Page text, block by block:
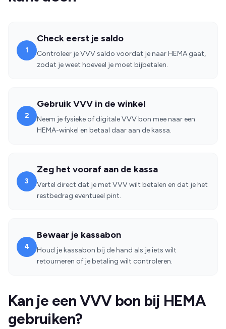
1
Check eerst je saldo
Controleer je VVV saldo voordat je naar HEMA gaat,
zodat je weet hoeveel je moet bijbetalen.
2
Gebruik VVV in de winkel
Neem je fysieke of digitale VVV bon mee naar een
HEMA-winkel en betaal daar aan de kassa.
3
Zeg het vooraf aan de kassa
Vertel direct dat je met VVV wilt betalen en dat je het
restbedrag eventueel pint.
4
Bewaar je kassabon
Houd je kassabon bij de hand als je iets wilt
retourneren of je betaling wilt controleren.
Kan je een VVV bon bij HEMA
gebruiken?